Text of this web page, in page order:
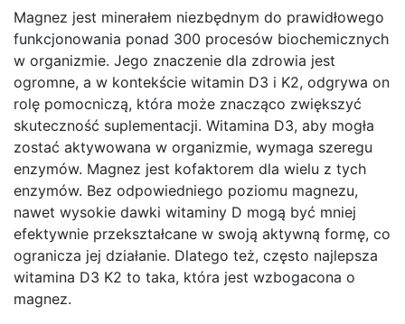
Magnez jest minerałem niezbędnym do prawidłowego
funkcjonowania ponad 300 procesów biochemicznych
w organizmie. Jego znaczenie dla zdrowia jest
ogromne, a w kontekście witamin D3 i K2, odgrywa on
rolę pomocniczą, która może znacząco zwiększyć
skuteczność suplementacji. Witamina D3, aby mogła
zostać aktywowana w organizmie, wymaga szeregu
enzymów. Magnez jest kofaktorem dla wielu z tych
enzymów. Bez odpowiedniego poziomu magnezu,
nawet wysokie dawki witaminy D mogą być mniej
efektywnie przekształcane w swoją aktywną formę, co
ogranicza jej działanie. Dlatego też, często najlepsza
witamina D3 K2 to taka, która jest wzbogacona o
magnez.